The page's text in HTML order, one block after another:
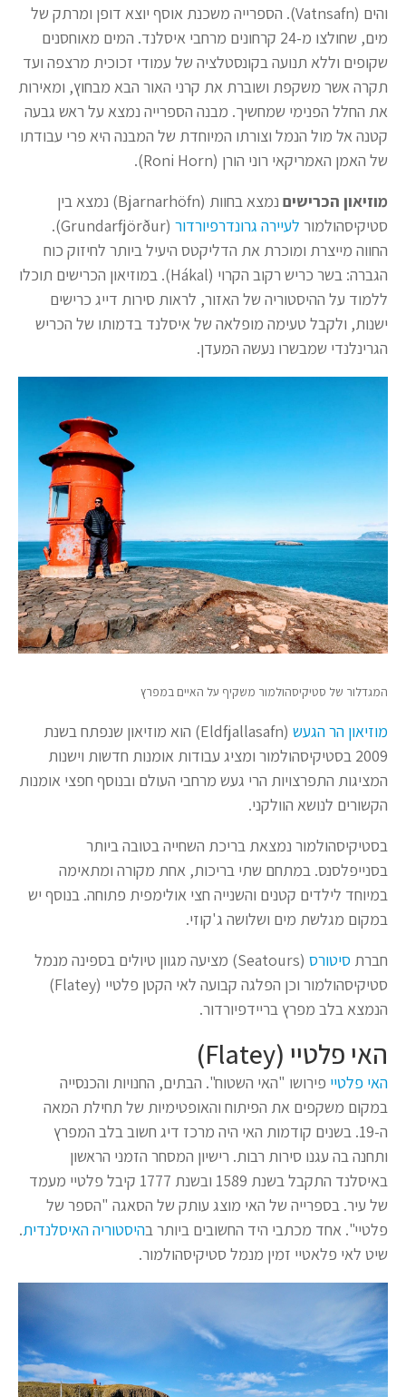
והים (Vatnsafn). הספרייה משכנת אוסף יוצא דופן ומרתק של
מים, שחולצו מ-24 קרחונים מרחבי איסלנד. המים מאוחסנים
שקופים וללא תנועה בקונסטלציה של עמודי זכוכית מרצפה ועד
תקרה אשר משקפת ושוברת את קרני האור הבא מבחוץ, ומאירות
את החלל הפנימי שמחשיך. מבנה הספרייה נמצא על ראש גבעה
קטנה אל מול הנמל וצורתו המיוחדת של המבנה היא פרי עבודתו
של האמן האמריקאי רוני הורן (Roni Horn).
מוזיאון הכרישים
נמצא בחוות (Bjarnarhöfn) נמצא בין
סטיקיסהולמור לעיירה גרונדרפיורדור
(Grundarfjörður).
החווה מייצרת ומוכרת את הדליקטס היעיל ביותר לחיזוק כוח
הגברה: בשר כריש רקוב הקרוי (Hákal). במוזיאון הכרישים תוכלו
ללמוד על ההיסטוריה של האזור, לראות סירות דייג כרישים
ישנות, ולקבל טעימה מופלאה של איסלנד בדמותו של הכריש
הגרינלנדי שמבשרו נעשה המעדן.
המגדלור של סטיקיסהולמור משקיף על האיים במפרץ
מוזיאון הר הגעש
(Eldfjallasafn) הוא מוזיאון שנפתח בשנת
2009 בסטיקיסהולמור ומציג עבודות אומנות חדשות וישנות
המציגות התפרצויות הרי געש מרחבי העולם ובנוסף חפצי אומנות
הקשורים לנושא הוולקני.
בסטיקיסהולמור נמצאת בריכת השחייה בטובה ביותר
בסנייפלסנס. במתחם שתי בריכות, אחת מקורה ומתאימה
במיוחד לילדים קטנים והשנייה חצי אולימפית פתוחה. בנוסף יש
במקום מגלשת מים ושלושה ג'קוזי.
חברת סיטורס
(Seatours) מציעה מגוון טיולים בספינה מנמל
סטיקיסהולמור וכן הפלגה קבועה לאי הקטן פלטיי (Flatey)
הנמצא בלב מפרץ בריידפיורדור.
האי פלטיי (Flatey)
האי פלטיי פירושו "האי השטוח". הבתים, החנויות והכנסייה
במקום משקפים את הפיתוח והאופטימיות של תחילת המאה
ה-19. בשנים קודמות האי היה מרכז דיג חשוב בלב המפרץ
ותחנה בה עגנו סירות רבות. רישיון המסחר הזמני הראשון
באיסלנד התקבל בשנת 1589 ובשנת 1777 קיבל פלטיי מעמד
של עיר. בספרייה של האי מוצג עותק של הסאגה "הספר של
פלטיי". אחד מכתבי היד החשובים ביותר בהיסטוריה האיסלנדית.
שיט לאי פלאטיי זמין מנמל סטיקיסהולמור.